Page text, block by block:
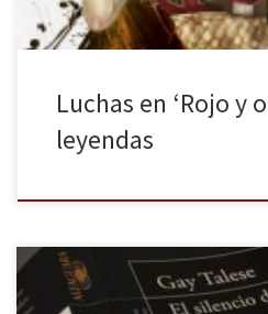
Luchas en ‘Rojo y
leyendas